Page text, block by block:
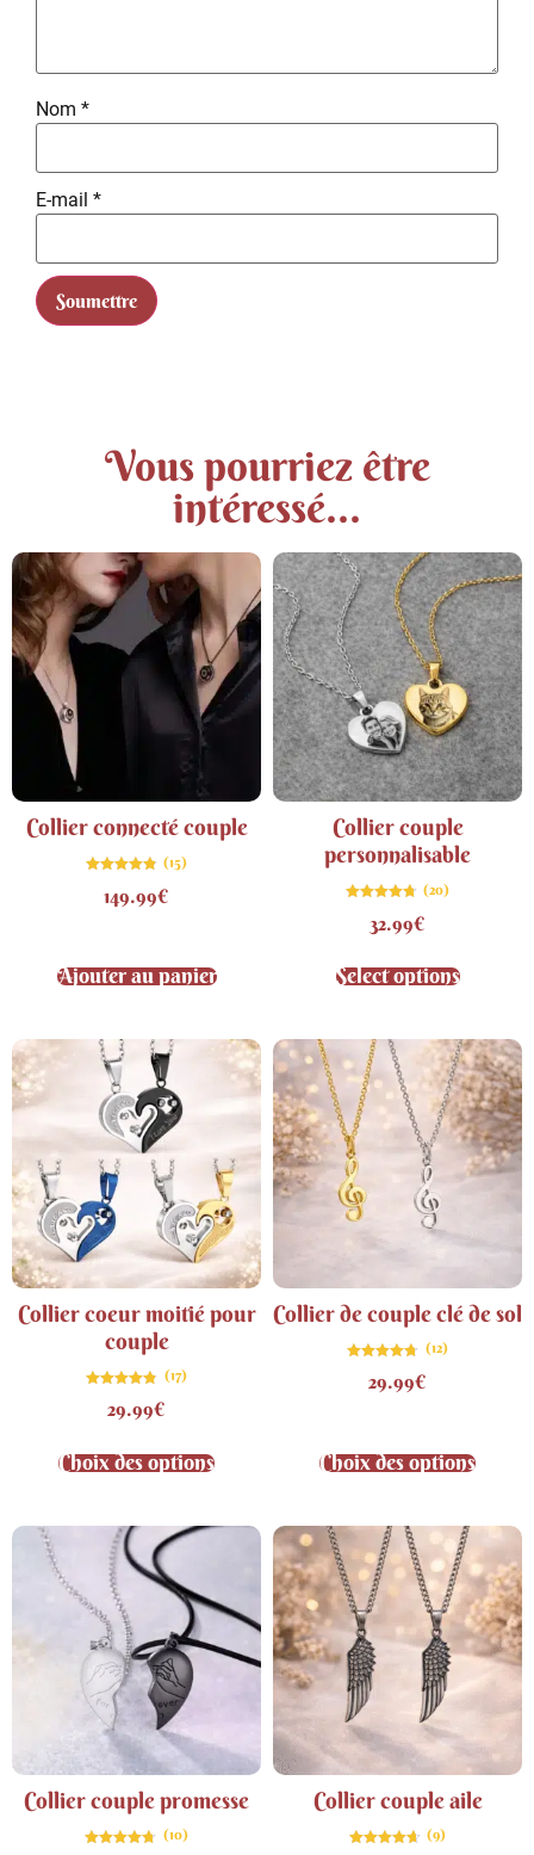
Nom *
E-mail *
Vous pourriez être
intéressé...
Collier connecté couple
4.80
sur 5
(15)
149.99€
Ajouter au panier
Collier couple
personnalisable
4.75
sur 5
(20)
32.99€
Select options
Collier coeur moitié pour
couple
4.76
sur 5
(17)
29.99€
Choix des options
Collier de couple clé de sol
4.67
sur 5
(12)
29.99€
Choix des options
Collier couple promesse
(10)
Collier couple aile
(9)